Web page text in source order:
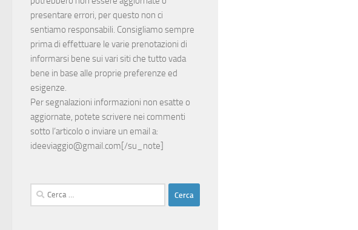
presentare errori, per questo non ci
sentiamo responsabili. Consigliamo sempre
prima di effettuare le varie prenotazioni di
informarsi bene sui vari siti che tutto vada
bene in base alle proprie preferenze ed
esigenze.
Per segnalazioni informazioni non esatte o
aggiornate, potete scrivere nei commenti
sotto l’articolo o inviare un email a:
ideeviaggio@gmail.com[/su_note]
Ricerca
per: